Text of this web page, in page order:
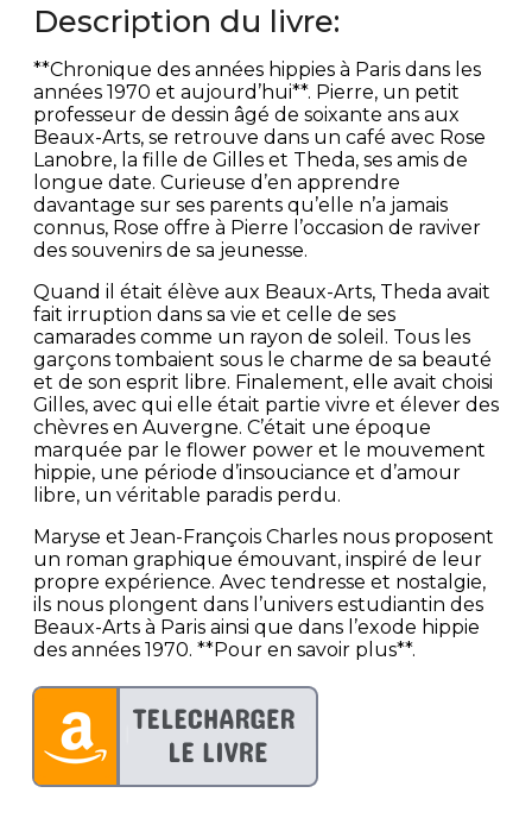
Description du livre:
**Chronique des années hippies à Paris dans les
années 1970 et aujourd’hui**. Pierre, un petit
professeur de dessin âgé de soixante ans aux
Beaux-Arts, se retrouve dans un café avec Rose
Lanobre, la fille de Gilles et Theda, ses amis de
longue date. Curieuse d’en apprendre
davantage sur ses parents qu’elle n’a jamais
connus, Rose offre à Pierre l’occasion de raviver
des souvenirs de sa jeunesse.
Quand il était élève aux Beaux-Arts, Theda avait
fait irruption dans sa vie et celle de ses
camarades comme un rayon de soleil. Tous les
garçons tombaient sous le charme de sa beauté
et de son esprit libre. Finalement, elle avait choisi
Gilles, avec qui elle était partie vivre et élever des
chèvres en Auvergne. C’était une époque
marquée par le flower power et le mouvement
hippie, une période d’insouciance et d’amour
libre, un véritable paradis perdu.
Maryse et Jean-François Charles nous proposent
un roman graphique émouvant, inspiré de leur
propre expérience. Avec tendresse et nostalgie,
ils nous plongent dans l’univers estudiantin des
Beaux-Arts à Paris ainsi que dans l’exode hippie
des années 1970. **Pour en savoir plus**.